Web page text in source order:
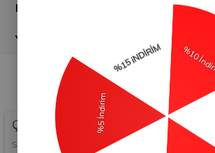
Müşteri İlişkileri
Yardım
modamihram.com - Tüm Hakları
Çerez Kullanımı
Sizlere en iyi alışveriş deneyimini sunabilmek adına